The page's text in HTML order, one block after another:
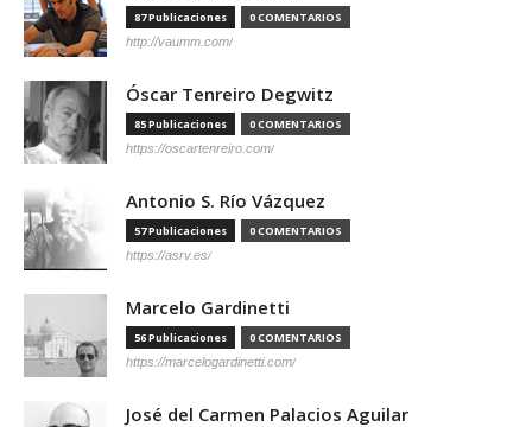
87 Publicaciones 0 COMENTARIOS
http://vaumm.com/
Óscar Tenreiro Degwitz
85 Publicaciones 0 COMENTARIOS
https://oscartenreiro.com/
Antonio S. Río Vázquez
57 Publicaciones 0 COMENTARIOS
https://asrv.es/
Marcelo Gardinetti
56 Publicaciones 0 COMENTARIOS
https://marcelogardinetti.com/
José del Carmen Palacios Aguilar